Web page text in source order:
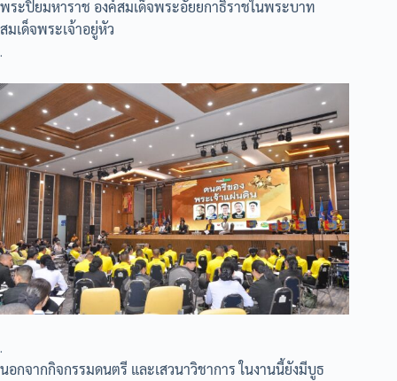
พระปิยมหาราช องค์สมเด็จพระอัยยกาธิราชในพระบาท
สมเด็จพระเจ้าอยู่หัว
.
.
นอกจากกิจกรรมดนตรี และเสวนาวิชาการ ในงานนี้ยังมีบูธ